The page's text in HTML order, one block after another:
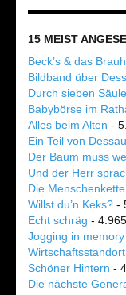
15 MEIST
Beck’s & das
Bildband über
Durch sieben
Babybörse im
Alles beim Alten -
Ein Teil von Dessau
Der Baum muss
Und der Herr
Die
Willst du’n Keks? -
Echt schräg -
Jogging in
Wirtschaftsstandort
Schöner Hintern -
Die nächste